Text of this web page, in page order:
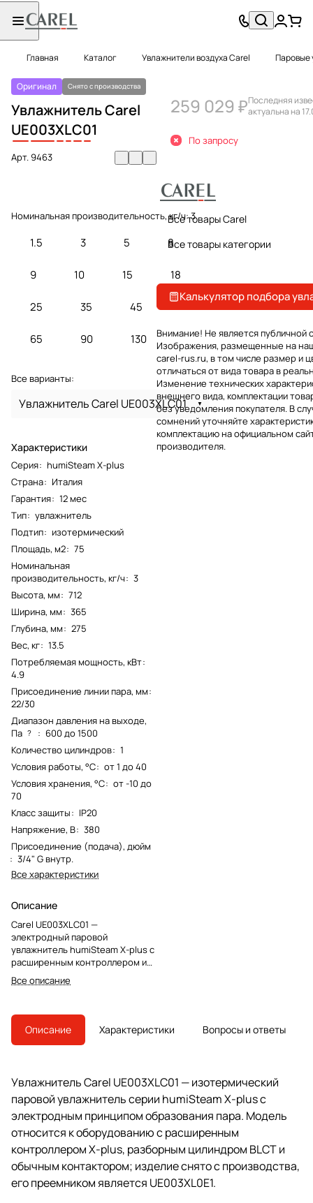
Главная Каталог Увлажнители воздуха Carel Паровые
Оригинал Снято с производства
Увлажнитель Carel
UE003XLC01
Арт.9463
Номинальная производительность, кг/ч:3
1.5 3 5 8
9 10 15 18
25 35 45
65 90 130
Все варианты:
Увлажнитель Carel UE003XLC01
Характеристики
Серия: humiSteam X-plus
Страна: Италия
Гарантия: 12 мес
Тип: увлажнитель
Подтип: изотермический
Площадь, м2: 75
Номинальная
производительность, кг/ч: 3
Высота, мм: 712
Ширина, мм: 365
Глубина, мм: 275
Вес, кг: 13.5
Потребляемая мощность, кВт:
4.9
Присоединение линии пара, мм:
22/30
Диапазон давления на выходе,
Па ? : 600 до 1500
Количество цилиндров: 1
Условия работы, °С: от 1 до 40
Условия хранения, °С: от -10 до
70
Класс защиты: IP20
Напряжение, В: 380
Присоединение (подача), дюйм
: 3/4" G внутр.
Все характеристики
Описание
Carel UE003XLC01 —
электродный паровой
увлажнитель humiSteam X-plus с
расширенным контроллером и
разборным цилиндром BLCT.
Модель снята с производства,
Все описание
259 029 ₽Последняя
актуальна на
По запросу
Все товары Carel
Все товары категории
Калькулятор подбора
Внимание! Не является публичной
Изображения, размещенные на
carel-rus.ru, в том числе размер и
отличаться от вида товара в
Изменение технических
внешнего вида, комплектации
без уведомления покупателя. В
сомнений уточняйте
комплектацию на официальном
производителя.
Описание Характеристики Вопросы и ответы
Увлажнитель Carel UE003XLC01 — изотермический
паровой увлажнитель серии humiSteam X-plus с
электродным принципом образования пара. Модель
относится к оборудованию с расширенным
контроллером X-plus, разборным цилиндром BLCT и
обычным контактором; изделие снято с производства,
его преемником является UE003XL0E1.